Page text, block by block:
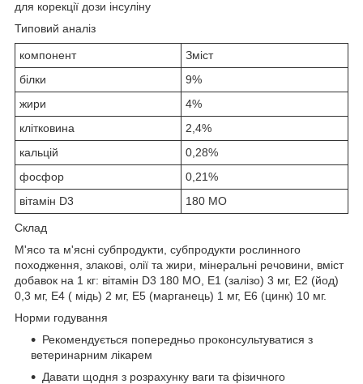
для корекції дози інсуліну
Типовий аналіз
компонент
Зміст
білки
9%
жири
4%
клітковина
2,4%
кальцій
0,28%
фосфор
0,21%
вітамін D3
180 МО
Склад
М'ясо та м'ясні субпродукти, субпродукти рослинного
походження, злакові, олії та жири, мінеральні речовини, вміст
добавок на 1 кг: вітамін D3 180 МО, E1 (залізо) 3 мг, E2 (йод)
0,3 мг, E4 ( мідь) 2 мг, E5 (марганець) 1 мг, E6 (цинк) 10 мг.
Норми годування
Рекомендується попередньо проконсультуватися з
ветеринарним лікарем
Давати щодня з розрахунку ваги та фізичного